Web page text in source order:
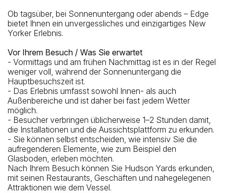
Ob tagsüber, bei Sonnenuntergang oder abends – Edge
bietet Ihnen ein unvergessliches und einzigartiges New
Yorker Erlebnis.
Vor Ihrem Besuch / Was Sie erwartet
- Vormittags und am frühen Nachmittag ist es in der Regel
weniger voll, während der Sonnenuntergang die
Hauptbesuchszeit ist.
- Das Erlebnis umfasst sowohl Innen- als auch
Außenbereiche und ist daher bei fast jedem Wetter
möglich.
- Besucher verbringen üblicherweise 1–2 Stunden damit,
die Installationen und die Aussichtsplattform zu erkunden.
- Sie können selbst entscheiden, wie intensiv Sie die
aufregenderen Elemente, wie zum Beispiel den
Glasboden, erleben möchten.
Nach Ihrem Besuch können Sie Hudson Yards erkunden,
mit seinen Restaurants, Geschäften und nahegelegenen
Attraktionen wie dem Vessel.